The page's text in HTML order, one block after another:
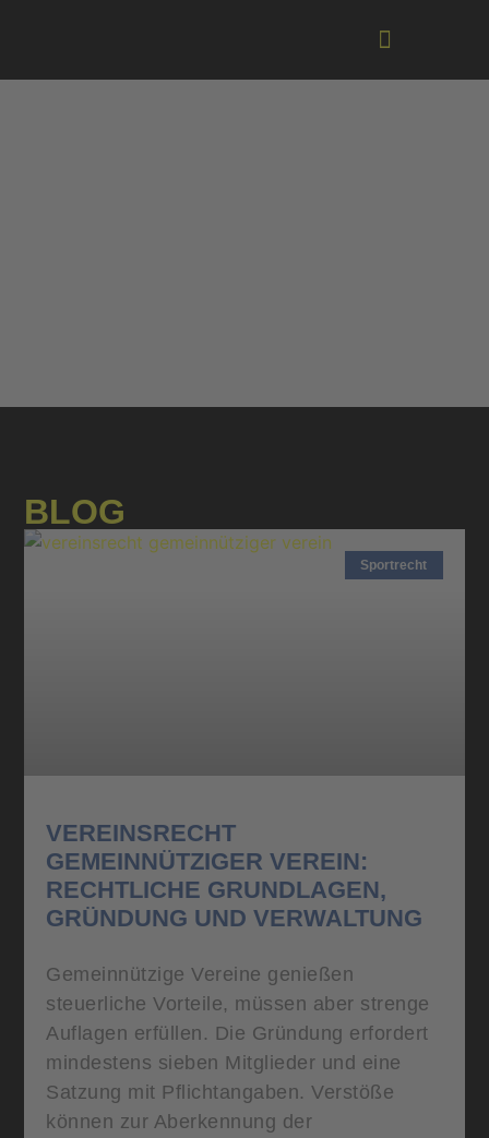
BLOG
Sportrecht
VEREINSRECHT
GEMEINNÜTZIGER VEREIN:
RECHTLICHE GRUNDLAGEN,
GRÜNDUNG UND VERWALTUNG
Gemeinnützige Vereine genießen
steuerliche Vorteile, müssen aber strenge
Auflagen erfüllen. Die Gründung erfordert
mindestens sieben Mitglieder und eine
Satzung mit Pflichtangaben. Verstöße
können zur Aberkennung der